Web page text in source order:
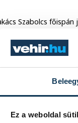
Ez a weboldal
Szabolcs
Építésügyi
Márta, a Főispáni
főosztályvezetője,